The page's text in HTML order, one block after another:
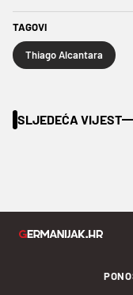
TAGOVI
Thiago Alcantara
SLJEDEĆA VIJEST